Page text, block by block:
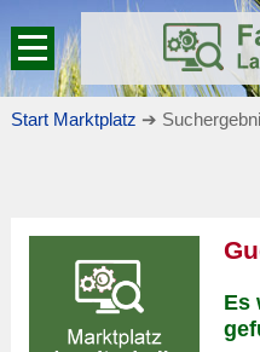
Start Marktplatz ➔
Es